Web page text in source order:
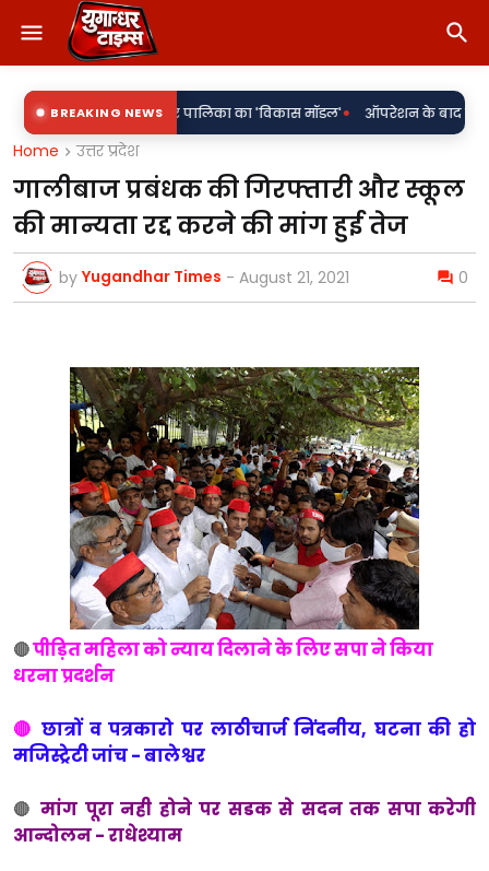
BREAKING NEWS
के घेरे में नगर पालिका का 'विकास मॉडल'• ऑपरेशन के बाद बुझ गई जिंदगी,
Home उत्तर प्रदेश
गालीबाज प्रबंधक की गिरफ्तारी और स्कूल
की मान्यता रद्द करने की मांग हुई तेज
by Yugandhar Times - August 21, 2021 0
🔴पीड़ित महिला को न्याय दिलाने के लिए सपा ने किया
धरना प्रदर्शन
🔴छात्रों वपत्रकारो पर लाठीचार्ज निंदनीय, घटना की हो
मजिस्ट्रेटी जांच - बालेश्वर
🔴 मांग पूरा नही होने पर सडक से सदन तक सपा करेगी
आन्दोलन - राधेश्याम